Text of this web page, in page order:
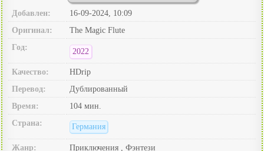
Добавлен:
16-09-2024, 10:09
Оригинал:
The Magic Flute
Год:
2022
Качество:
HDrip
Перевод:
Дублированный
Время:
104 мин.
Страна:
Германия
Жанр:
Приключения , Фэнтези